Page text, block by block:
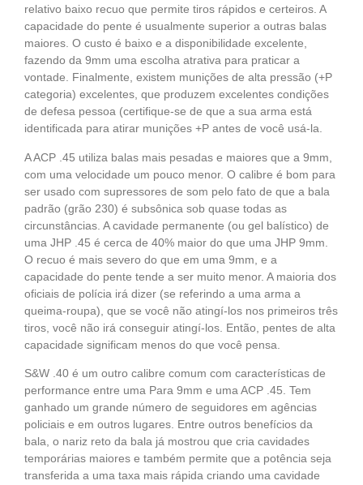
relativo baixo recuo que permite tiros rápidos e certeiros. A
capacidade do pente é usualmente superior a outras balas
maiores. O custo é baixo e a disponibilidade excelente,
fazendo da 9mm uma escolha atrativa para praticar a
vontade. Finalmente, existem munições de alta pressão (+P
categoria) excelentes, que produzem excelentes condições
de defesa pessoa (certifique-se de que a sua arma está
identificada para atirar munições +P antes de você usá-la.
A ACP .45 utiliza balas mais pesadas e maiores que a 9mm,
com uma velocidade um pouco menor. O calibre é bom para
ser usado com supressores de som pelo fato de que a bala
padrão (grão 230) é subsônica sob quase todas as
circunstâncias. A cavidade permanente (ou gel balístico) de
uma JHP .45 é cerca de 40% maior do que uma JHP 9mm.
O recuo é mais severo do que em uma 9mm, e a
capacidade do pente tende a ser muito menor. A maioria dos
oficiais de polícia irá dizer (se referindo a uma arma a
queima-roupa), que se você não atingí-los nos primeiros três
tiros, você não irá conseguir atingí-los. Então, pentes de alta
capacidade significam menos do que você pensa.
S&W .40 é um outro calibre comum com características de
performance entre uma Para 9mm e uma ACP .45. Tem
ganhado um grande número de seguidores em agências
policiais e em outros lugares. Entre outros benefícios da
bala, o nariz reto da bala já mostrou que cria cavidades
temporárias maiores e também permite que a potência seja
transferida a uma taxa mais rápida criando uma cavidade